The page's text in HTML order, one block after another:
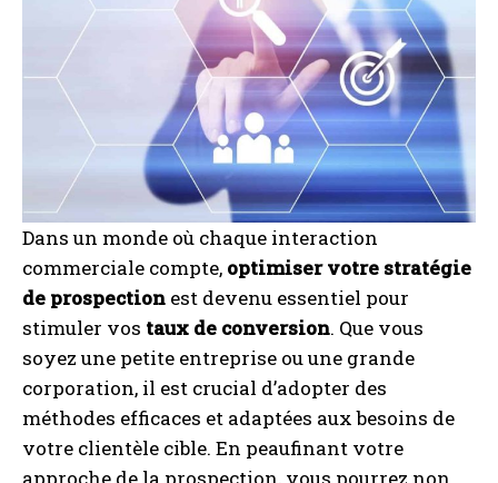
Dans un monde où chaque interaction
commerciale compte, optimiser votre stratégie
de prospection est devenu essentiel pour
stimuler vos taux de conversion. Que vous
soyez une petite entreprise ou une grande
corporation, il est crucial d’adopter des
méthodes efficaces et adaptées aux besoins de
votre clientèle cible. En peaufinant votre